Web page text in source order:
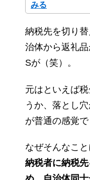
みる
納税先を切り
治体から返礼
Sが（笑）。
元はといえば
うか、落とし
が普通の感覚で
なぜそんなこと
納税者に納税